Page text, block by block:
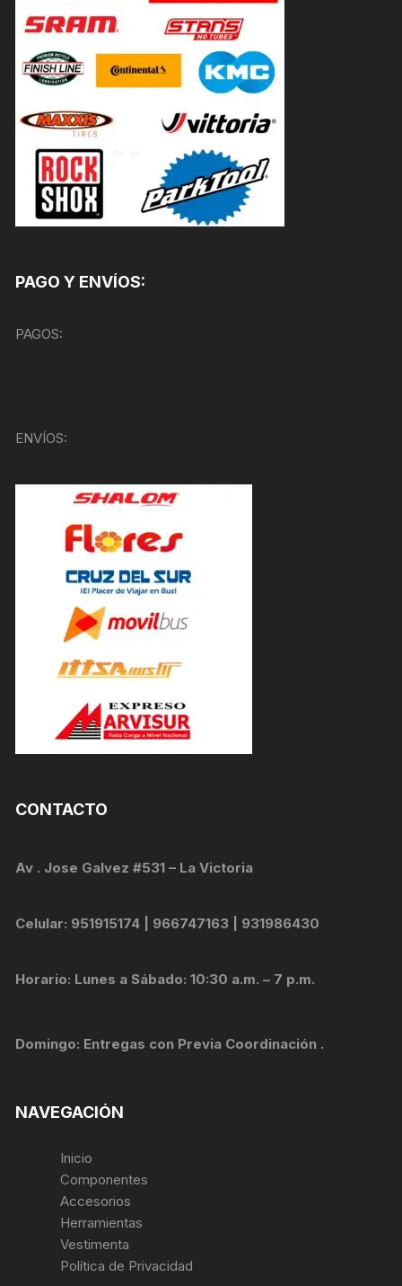
PAGO Y ENVÍOS:
PAGOS:
ENVÍOS:
CONTACTO
Av . Jose Galvez #531 – La Victoria
Celular: 951915174 | 966747163 | 931986430
Horario: Lunes a Sábado: 10:30 a.m. – 7 p.m.
Domingo: Entregas con Previa Coordinación .
NAVEGACIÓN
Inicio
Componentes
Accesorios
Herramientas
Vestimenta
Política de Privacidad